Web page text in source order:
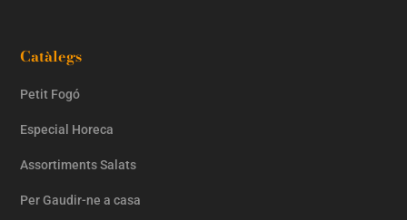
Catàlegs
Petit Fogó
Especial Horeca
Assortiments Salats
Per Gaudir-ne a casa